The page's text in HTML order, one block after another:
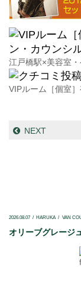
江戸橋駅×美容室
VIPルーム［個室
NEXT
2026.08.07 HARUKA VAN
オリーブグレージ